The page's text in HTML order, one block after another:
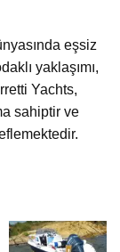
eşsiz
yaklaşımı,
Yachts,
sahiptir ve